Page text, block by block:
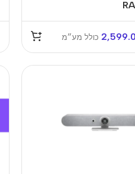
כולל מע״מ